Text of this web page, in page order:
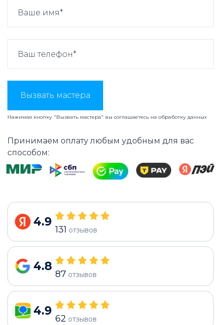
Вызвать мастера
Нажимая кнопку "Вызвать мастера" вы соглашаетесь на обработку данных
Принимаем оплату любым удобным для вас
способом:
4.9
131 отзывов
4.8
87 отзывов
4.9
62 отзывов